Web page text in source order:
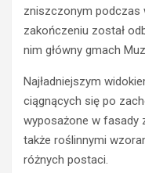
zniszczonym podczas
zakończeniu został
nim główny gmach
Najładniejszym
ciągnących się po
wyposażone w fasady
także roślinnymi
różnych postaci.